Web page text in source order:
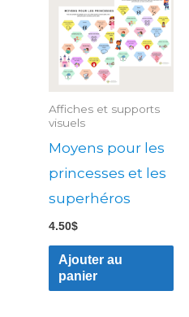
Affiches et supports
visuels
Moyens pour les
princesses et les
superhéros
4.50$
Ajouter au
panier